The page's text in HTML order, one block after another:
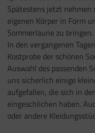
Spätestens jetzt nehmen
eigenen Körper in Form
Sommerlaune zu bringen.
In den vergangenen
Kostprobe der schönen
Auswahl des passenden
uns sicherlich einige
aufgefallen, die sich in
eingeschlichen haben.
oder andere